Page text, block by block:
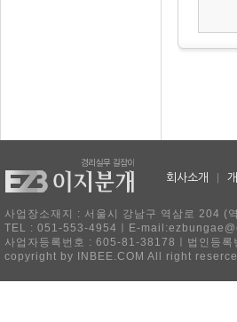
회사소개
사업장소재지 : 서울시 강남구 역삼로 204 (
TEL : 051-553-4954ㅣE-
사업자등록번호 : 605-81-38178ㅣ법인등
copyright by INBEE.COM All right